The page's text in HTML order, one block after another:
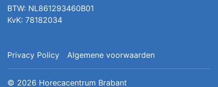
BTW: NL861293460B01
KvK: 78182034
Privacy Policy Algemene voorwaarden
© 2026 Horecacentrum Brabant